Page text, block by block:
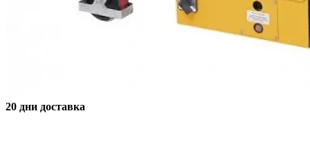
20 дни доставка